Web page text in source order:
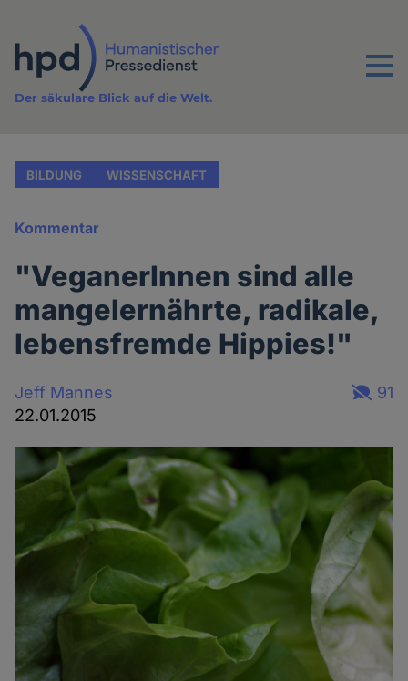
Inhalt
Menu
Der säkulare Blick auf die Welt.
BILDUNG WISSENSCHAFT
Kommentar
"VeganerInnen sind alle
mangelernährte, radikale,
lebensfremde Hippies!"
Jeff Mannes
22.01.2015
91